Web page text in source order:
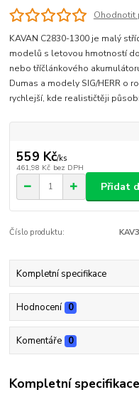
Ohodnotit
KAVAN C2830-1300 je malý
modelů s letovou hmotností
nebo tříčlánkového
Dumas a modely SIG/HERR o
rychlejší, kde realističtěji
559 Kč/ks
461,98 Kč bez DPH
Přidat
Číslo produktu:
Kompletní specifikace
Hodnocení 0
Komentáře 0
Kompletní specifikace